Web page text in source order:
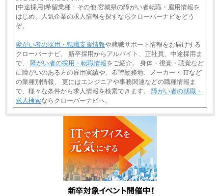
[中途採用]希望業種：その他,宮城県の障がい者転職・雇用情報を
はじめ、人気企業の求人情報を探すならクローバーナビをどう
ぞ。
障がい者の採用・転職支援情報や就職サポート情報をお届けする
クローバーナビ。 新卒採用からアルバイト、正社員、中途採用ま
で、 障がい者の採用・転職情報をご紹介。 身体・視覚・聴覚など
に障がいのある方の雇用実績や、希望勤務地、メーカー・ ITなど
の業種別情報、 更にはエンジニアや事務関連などの職種情報ま
で、様々な条件から求人情報を検索できます。 障がい者の就職・
求人検索ならクローバーナビへ。